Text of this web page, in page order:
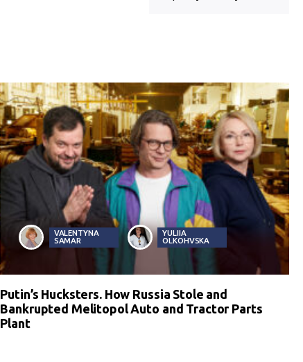
VALENTYNA
SAMAR
YULIIA
OLKOHVSKA
Putin’s Hucksters. How Russia Stole and
Bankrupted Melitopol Auto and Tractor Parts
Plant